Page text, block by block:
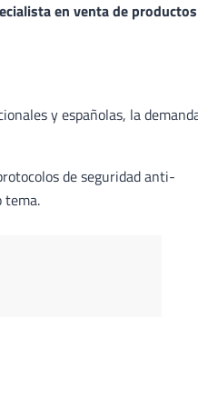
en venta de productos
y españolas, la
de seguridad anti-
tema.